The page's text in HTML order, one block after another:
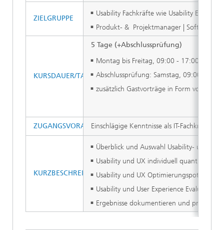
Usability Fachkräfte wie Usability
Produkt- & Projektmanager | Software-
5 Tage (+Abschlussprüfung)
Montag bis Freitag, 09:00 - 17:00 Uhr
Abschlussprüfung: Samstag, 09:00 -
zusätzlich Gastvorträge in Form von
Einschlägige Kenntnisse als IT-Fachkraft,
Überblick und Auswahl Usability- und UX-
Usability und UX individuell quantitativ
Usability und UX Optimierungspotential
Usability und User Experience Evaluation
Ergebnisse dokumentieren und
ZIELGRUPPE
KURSDAUER/TAGESABLAUF
ZUGANGSVORAUSSETZUNG
KURZBESCHREIBUNG DER INHALTE